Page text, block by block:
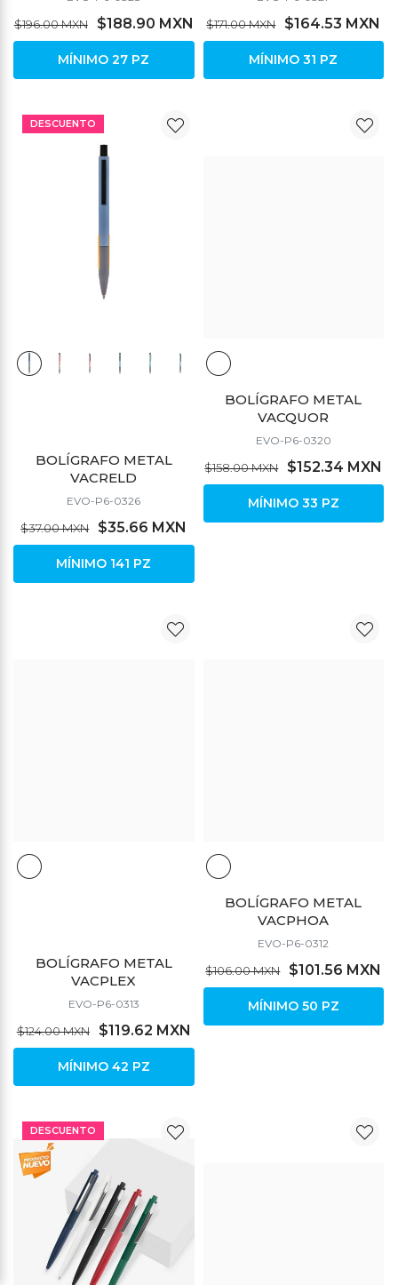
$196.00 MXN $188.90 MXN
MÍNIMO 27 PZ
$171.00 MXN $164.53 MXN
MÍNIMO 31 PZ
DESCUENTO
BOLÍGRAFO METAL
VACRELD
EVO-P6-0326
$37.00 MXN $35.66 MXN
MÍNIMO 141 PZ
BOLÍGRAFO METAL
VACQUOR
EVO-P6-0320
$158.00 MXN $152.34 MXN
MÍNIMO 33 PZ
BOLÍGRAFO METAL
VACPLEX
EVO-P6-0313
$124.00 MXN $119.62 MXN
MÍNIMO 42 PZ
BOLÍGRAFO METAL
VACPHOA
EVO-P6-0312
$106.00 MXN $101.56 MXN
MÍNIMO 50 PZ
DESCUENTO